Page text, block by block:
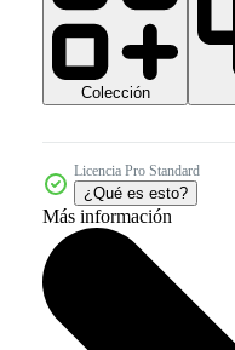
Colección
Licencia Pro Standard
¿Qué es esto?
Más información